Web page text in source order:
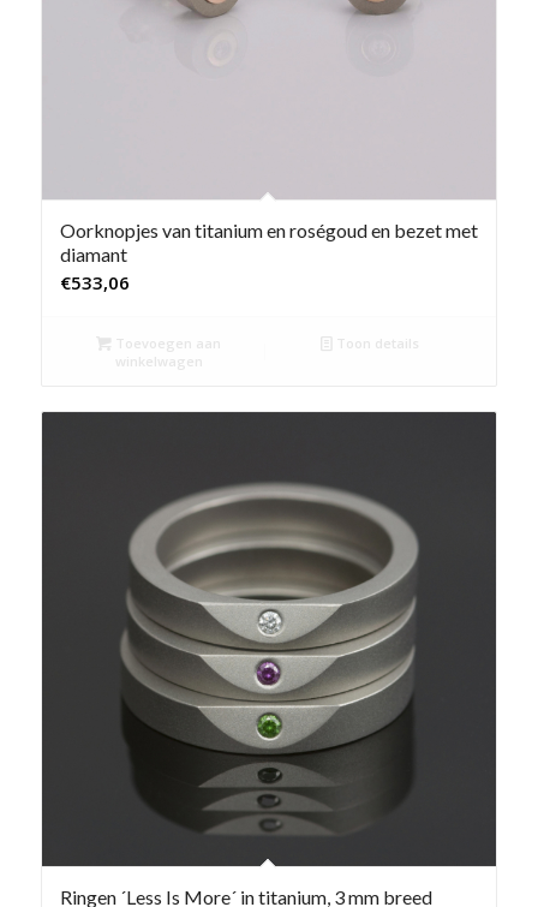
Oorknopjes van titanium en roségoud en bezet met
diamant
€533,06
Toevoegen aan
winkelwagen
Toon details
Ringen ´Less Is More´ in titanium, 3 mm breed